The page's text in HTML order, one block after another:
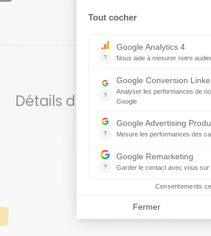
Détails du produit À